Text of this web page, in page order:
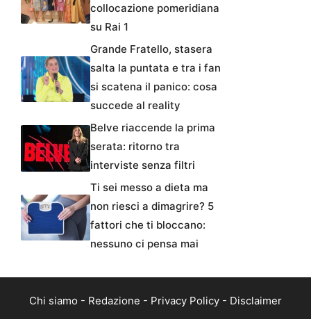
collocazione pomeridiana
su Rai 1
Grande Fratello, stasera
salta la puntata e tra i fan
si scatena il panico: cosa
succede al reality
Belve riaccende la prima
serata: ritorno tra
interviste senza filtri
Ti sei messo a dieta ma
non riesci a dimagrire? 5
fattori che ti bloccano:
nessuno ci pensa mai
Chi siamo - Redazione - Privacy Policy - Disclaimer